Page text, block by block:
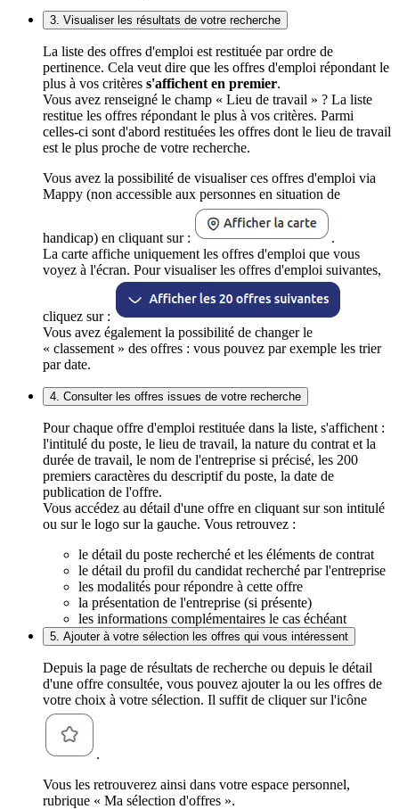
3. Visualiser les résultats de votre recherche
La liste des offres d'emploi est restituée par ordre de
pertinence. Cela veut dire que les offres d'emploi répondant le
plus à vos critères s'affichent en premier.
Vous avez renseigné le champ « Lieu de travail » ? La liste
restitue les offres répondant le plus à vos critères. Parmi
celles-ci sont d'abord restituées les offres dont le lieu de travail
est le plus proche de votre recherche.
Vous avez la possibilité de visualiser ces offres d'emploi via
Mappy (non accessible aux personnes en situation de
handicap) en cliquant sur :
.
La carte affiche uniquement les offres d'emploi que vous
voyez à l'écran. Pour visualiser les offres d'emploi suivantes,
cliquez sur :
Vous avez également la possibilité de changer le
« classement » des offres : vous pouvez par exemple les trier
par date.
4. Consulter les offres issues de votre recherche
Pour chaque offre d'emploi restituée dans la liste, s'affichent :
l'intitulé du poste, le lieu de travail, la nature du contrat et la
durée de travail, le nom de l'entreprise si précisé, les 200
premiers caractères du descriptif du poste, la date de
publication de l'offre.
Vous accédez au détail d'une offre en cliquant sur son intitulé
ou sur le logo sur la gauche. Vous retrouvez :
le détail du poste recherché et les éléments de contrat
le détail du profil du candidat recherché par l'entreprise
les modalités pour répondre à cette offre
la présentation de l'entreprise (si présente)
les informations complémentaires le cas échéant
5. Ajouter à votre sélection les offres qui vous intéressent
Depuis la page de résultats de recherche ou depuis le détail
d'une offre consultée, vous pouvez ajouter la ou les offres de
votre choix à votre sélection. Il suffit de cliquer sur l'icône
.
Vous les retrouverez ainsi dans votre espace personnel,
rubrique « Ma sélection d'offres ».